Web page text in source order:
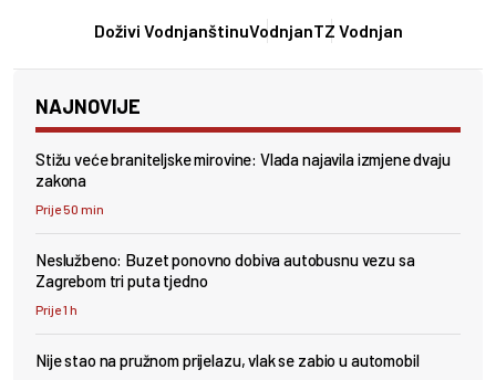
Doživi VodnjanštinuVodnjanTZ Vodnjan
NAJNOVIJE
Stižu veće braniteljske mirovine: Vlada najavila izmjene dvaju
zakona
Prije 50 min
Neslužbeno: Buzet ponovno dobiva autobusnu vezu sa
Zagrebom tri puta tjedno
Prije 1 h
Nije stao na pružnom prijelazu, vlak se zabio u automobil